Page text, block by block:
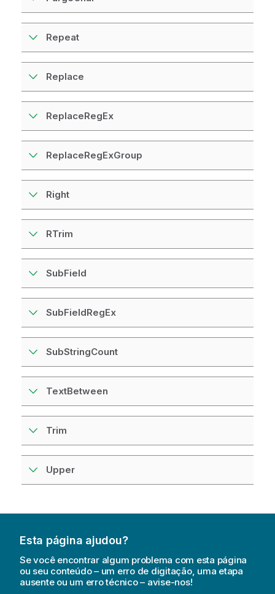
Repeat
Replace
ReplaceRegEx
ReplaceRegExGroup
Right
RTrim
SubField
SubFieldRegEx
SubStringCount
TextBetween
Trim
Upper
Esta página ajudou?
Se você encontrar algum problema com esta página
ou seu conteúdo – um erro de digitação, uma etapa
ausente ou um erro técnico – avise-nos!